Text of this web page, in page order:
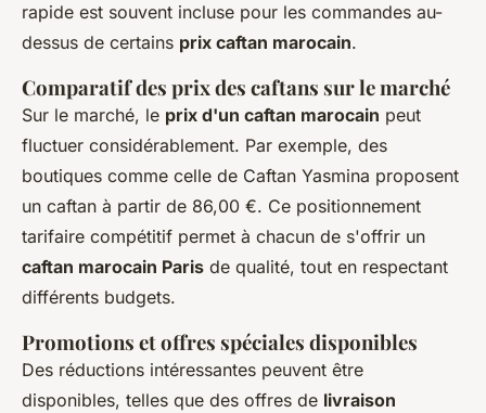
rapide est souvent incluse pour les commandes au-
dessus de certains prix caftan marocain.
Comparatif des prix des caftans sur le marché
Sur le marché, le prix d'un caftan marocain peut
fluctuer considérablement. Par exemple, des
boutiques comme celle de Caftan Yasmina proposent
un caftan à partir de 86,00 €. Ce positionnement
tarifaire compétitif permet à chacun de s'offrir un
caftan marocain Paris de qualité, tout en respectant
différents budgets.
Promotions et offres spéciales disponibles
Des réductions intéressantes peuvent être
disponibles, telles que des offres de livraison